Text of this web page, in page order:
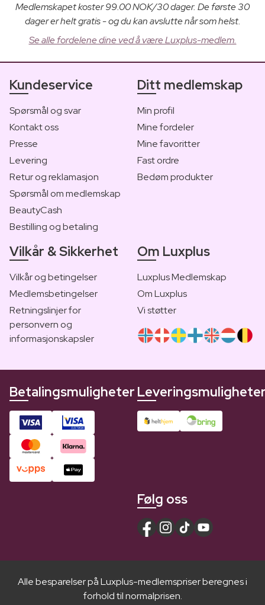
Medlemskapet koster 99.00 NOK/30 dager. De første 30
dager er helt gratis - og du kan avslutte når som helst.
Se alle fordelene dine ved å være Luxplus-medlem.
Kundeservice
Spørsmål og svar
Kontakt oss
Presse
Levering
Retur og reklamasjon
Spørsmål om medlemskap
BeautyCash
Bestilling og betaling
Ditt medlemskap
Min profil
Mine fordeler
Mine favoritter
Fast ordre
Bedøm produkter
Vilkår & Sikkerhet
Vilkår og betingelser
Medlemsbetingelser
Retningslinjer for
personvern og
informasjonskapsler
Om Luxplus
Luxplus Medlemskap
Om Luxplus
Vi støtter
Betalingsmuligheter
Følg oss
Alle besparelser på Luxplus-medlemspriser beregnes i
forhold til normalprisen.